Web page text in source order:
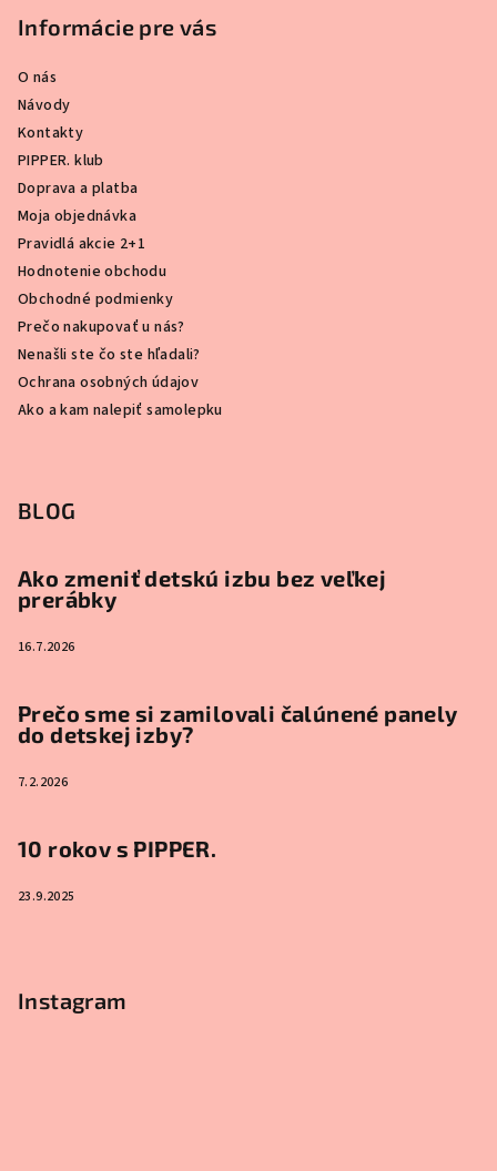
Informácie pre vás
O nás
Návody
Kontakty
PIPPER. klub
Doprava a platba
Moja objednávka
Pravidlá akcie 2+1
Hodnotenie obchodu
Obchodné podmienky
Prečo nakupovať u nás?
Nenašli ste čo ste hľadali?
Ochrana osobných údajov
Ako a kam nalepiť samolepku
BLOG
Ako zmeniť detskú izbu bez veľkej
prerábky
16.7.2026
Prečo sme si zamilovali čalúnené panely
do detskej izby?
7.2.2026
10 rokov s PIPPER.
23.9.2025
Instagram